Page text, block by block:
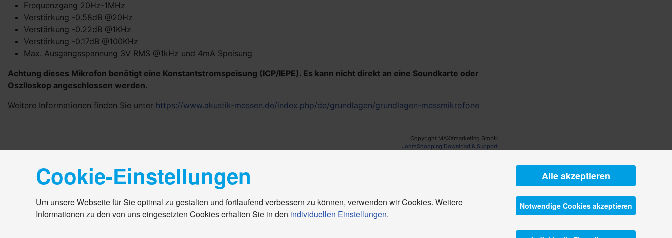
Frequenzgang 20Hz-1MHz
Verstärkung -0.58dB @20Hz
Verstärkung -0.22dB @1KHz
Verstärkung -0.17dB @100KHz
Max. Ausgangsspannung 3V RMS @1kHz und 4mA Speisung
Achtung dieses Mikrofon benötigt eine Konstantstromspeisung (ICP/IEPE). Es kann nicht direkt an eine Soundkarte oder
Oszlloskop angeschlossen werden.
Weitere Informationen finden Sie unter https://www.akustik-messen.de/index.php/de/grundlagen/grundlagen-messmikrofone
Copyright MAXXmarketing GmbH
JoomShopping Download & Support
Cookie-Einstellungen
Um unsere Webseite für Sie optimal zu gestalten und fortlaufend verbessern zu können, verwenden wir Cookies. Weitere
Informationen zu den von uns eingesetzten Cookies erhalten Sie in den individuellen Einstellungen.
Alle akzeptieren
Notwendige Cookies akzeptieren